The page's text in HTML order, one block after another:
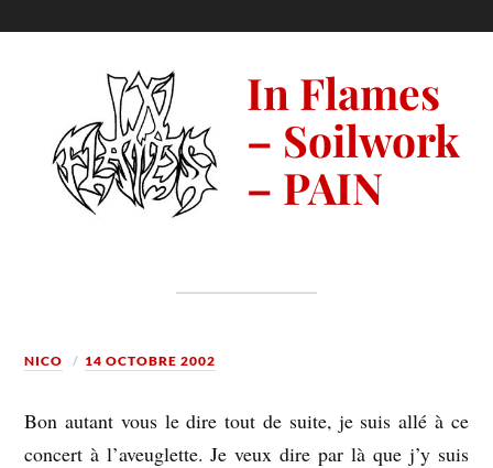
In Flames
– Soilwork
– PAIN
NICO 14 OCTOBRE 2002
Bon autant vous le dire tout de suite, je suis allé à ce
concert à l’aveuglette. Je veux dire par là que j’y suis